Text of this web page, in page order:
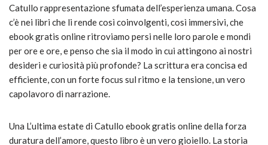
Catullo rappresentazione sfumata dell’esperienza umana. Cosa
c’è nei libri che li rende così coinvolgenti, così immersivi, che
ebook gratis online ritroviamo persi nelle loro parole e mondi
per ore e ore, e penso che sia il modo in cui attingono ai nostri
desideri e curiosità più profonde? La scrittura era concisa ed
efficiente, con un forte focus sul ritmo e la tensione, un vero
capolavoro di narrazione.
Una L’ultima estate di Catullo ebook gratis online della forza
duratura dell’amore, questo libro è un vero gioiello. La storia